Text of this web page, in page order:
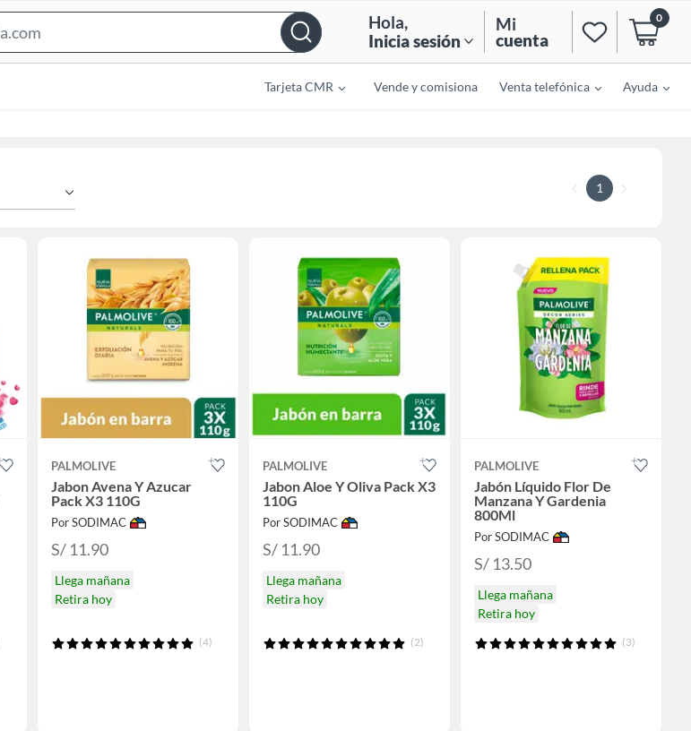
Bar
Hola,
Inicia sesión
Mi
cuenta
0
Tarjeta CMR Vende y comisiona Venta telefónica Ayuda
1
PALMOLIVE
Jabon Avena Y Azucar
Pack X3 110G
Por SODIMAC
S/ 11.90
Llega mañana
Retira hoy
(4)
PALMOLIVE
Jabon Aloe Y Oliva Pack X3
110G
Por SODIMAC
S/ 11.90
Llega mañana
Retira hoy
(2)
PALMOLIVE
Jabón Líquido Flor De
Manzana Y Gardenia
800Ml
Por SODIMAC
S/ 13.50
Llega mañana
Retira hoy
(3)